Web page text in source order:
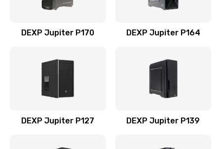
DEXP Jupiter P170 DEXP Jupiter P164
DEXP Jupiter P127 DEXP Jupiter P139